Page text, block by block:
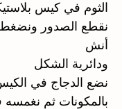
الثوم في كيس
نقطع الصدور
أنش
ودائرية الشكل
نضع الدجاج في
بالمكونات ثم